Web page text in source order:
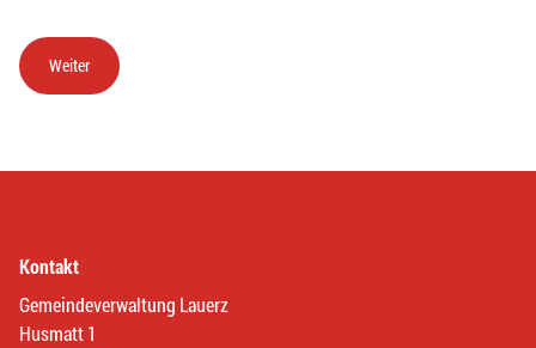
Kontakt
Gemeindeverwaltung Lauerz
Husmatt 1